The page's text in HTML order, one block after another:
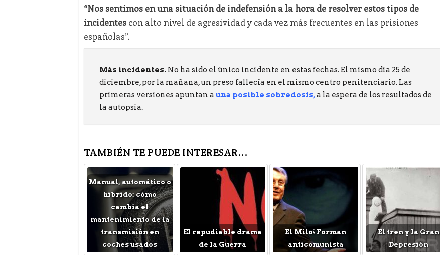
“Nos sentimos en una situación de indefensión a la hora de resolver estos tipos de
incidentescon alto nivel de agresividad y cada vez más frecuentes en las prisiones
españolas”.
Más incidentes.No ha sido el único incidente en estas fechas. El mismo día 25 de
diciembre, por la mañana, un preso fallecía en el mismo centro penitenciario. Las
primeras versiones apuntan a una posible sobredosis,a la espera de los resultados de
la autopsia.
TAMBIÉN TE PUEDE INTERESAR...
Manual, automático o
híbrido: cómo
cambia el
mantenimiento de la
transmisión en
coches usados
El repudiable drama
de la Guerra
El Miloš Forman
anticomunista
El tren y la Gran
Depresión